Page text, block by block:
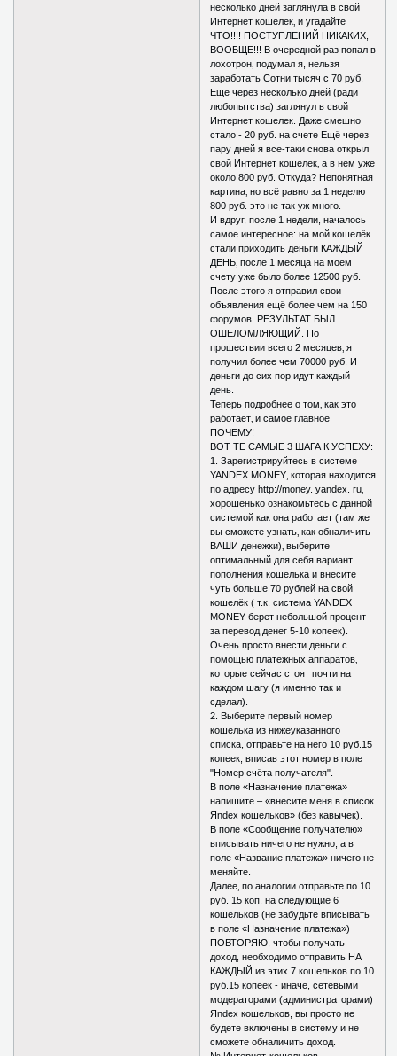
несколько дней заглянула в свой
Интернет кошелек‚ и угадайте
ЧТО!!!! ПОСТУПЛЕНИЙ НИКАКИХ,
ВООБЩЕ!!! В очередной раз попал в
лохотрон‚ подумал я, нельзя
заработать Сотни тысяч с 70 руб.
Ещё через несколько дней (ради
любопытства) заглянул в свой
Интернет кошелек. Даже смешно
стало - 20 руб. на счете Ещё через
пару дней я все-таки снова открыл
свой Интернет кошелек‚ а в нем уже
около 800 руб. Откуда? Непонятная
картина‚ но всё равно за 1 неделю
800 руб. это не так уж много.
И вдруг, после 1 недели, началось
самое интересное: на мой кошелёк
стали приходить деньги КАЖДЫЙ
ДЕНЬ‚ после 1 месяца на моем
счету уже было более 12500 руб.
После этого я отправил свои
объявления ещё более чем на 150
форумов. РЕЗУЛЬТАТ БЫЛ
ОШЕЛОМЛЯЮЩИЙ. По
прошествии всего 2 месяцев‚ я
получил более чем 70000 руб. И
деньги до сих пор идут каждый
день.
Теперь подробнее о том‚ как это
работает‚ и самое главное
ПОЧЕМУ!
ВОТ ТЕ САМЫЕ 3 ШАГА К УСПЕХУ:
1. Зарегистрируйтесь в системе
YANDEX MONEY‚ которая находится
по адресу http://money. yandex. ru‚
хорошенько ознакомьтесь с данной
системой как она работает (там же
вы сможете узнать‚ как обналичить
ВАШИ денежки)‚ выберите
оптимальный для себя вариант
пополнения кошелька и внесите
чуть больше 70 рублей на свой
кошелёк ( т.к. система YANDEX
MONEY берет небольшой процент
за перевод денег 5-10 копеек).
Очень просто внести деньги с
помощью платежных аппаратов‚
которые сейчас стоят почти на
каждом шагу (я именно так и
сделал).
2. Выберите первый номер
кошелька из нижеуказанного
списка, отправьте на него 10 руб.15
копеек, вписав этот номер в поле
"Номер счёта получателя".
В поле «Назначение платежа»
напишите – «внесите меня в список
Яndex кошельков» (без кавычек).
В поле «Сообщение получателю»
вписывать ничего не нужно, а в
поле «Название платежа» ничего не
меняйте.
Далее‚ по аналогии отправьте по 10
руб. 15 коп. на следующие 6
кошельков (не забудьте вписывать
в поле «Назначение платежа»)
ПОВТОРЯЮ, чтобы получать
доход, необходимо отправить НА
КАЖДЫЙ из этих 7 кошельков по 10
руб.15 копеек - иначе, сетевыми
модераторами (администраторами)
Яndex кошельков, вы просто не
будете включены в систему и не
сможете обналичить доход.